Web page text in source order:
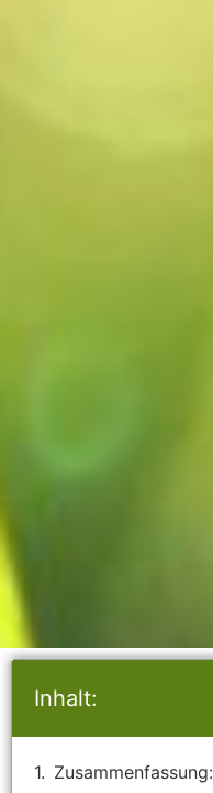
Inhalt:
Zusammenfassung: